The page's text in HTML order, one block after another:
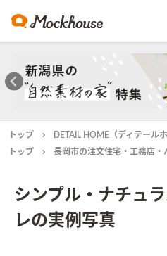
トップ DETAIL HOME（ディテールホ
トップ
長岡市の注文住宅・工務店・
シンプル・ナチュ
レの実例写真